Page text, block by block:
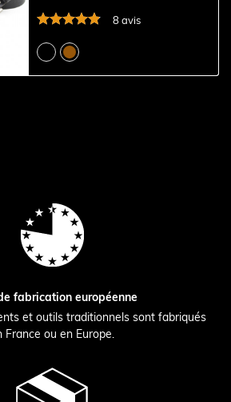
8 avis
fabrication européenne
et outils traditionnels sont fabriqués
France ou en Europe.